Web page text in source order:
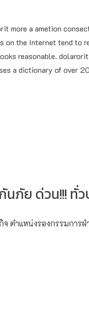
more a ametion
the Internet tend to
reasonable.
a dictionary of over
ภัย ด่วน!!! ทั่ว
ตำแหน่งรองกรรมการ